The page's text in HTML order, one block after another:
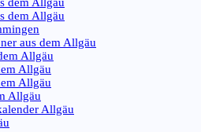
dem Allgäu
aus dem Allgäu
Allgäu
Allgäu
Allgäu
Allgäu
Allgäu